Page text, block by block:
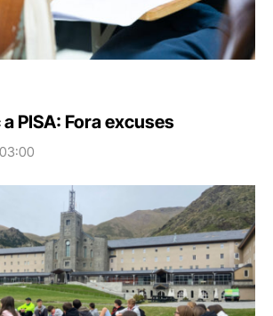
PISA: Fora excuses